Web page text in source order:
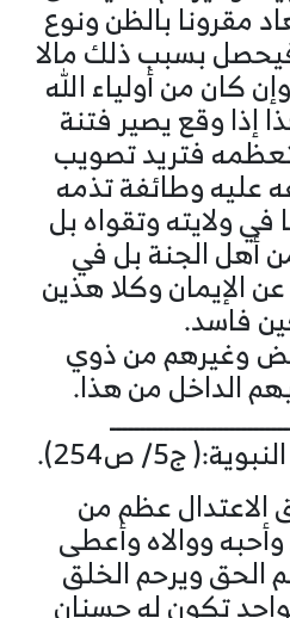
مقرونا بالظن ونوع
بسبب ذلك مالا
كان من أولياء الله
إذا وقع يصير فتنة
فتريد تصويب
عليه وطائفة تذمه
ولايته وتقواه بل
أهل الجنة بل في
الإيمان وكلا هذين
فاسد.
وغيرهم من ذوي
الداخل من هذا.
عظم من
ووالاه وأعطى
ويرحم الخلق
تكون له حسنان